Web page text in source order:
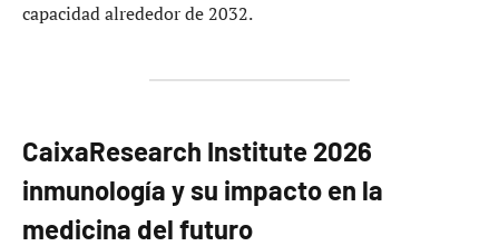
capacidad alrededor de 2032.
CaixaResearch Institute 2026
inmunología y su impacto en la
medicina del futuro